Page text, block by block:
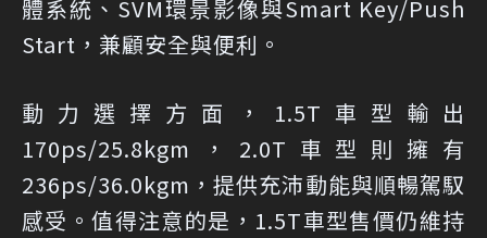
體系統、SVM環景影像與Smart Key/Push
Start，兼顧安全與便利。
動力選擇方面，1.5T車型輸出
170ps/25.8kgm，2.0T車型則擁有
236ps/36.0kgm，提供充沛動能與順暢駕馭
感受。值得注意的是，1.5T車型售價仍維持